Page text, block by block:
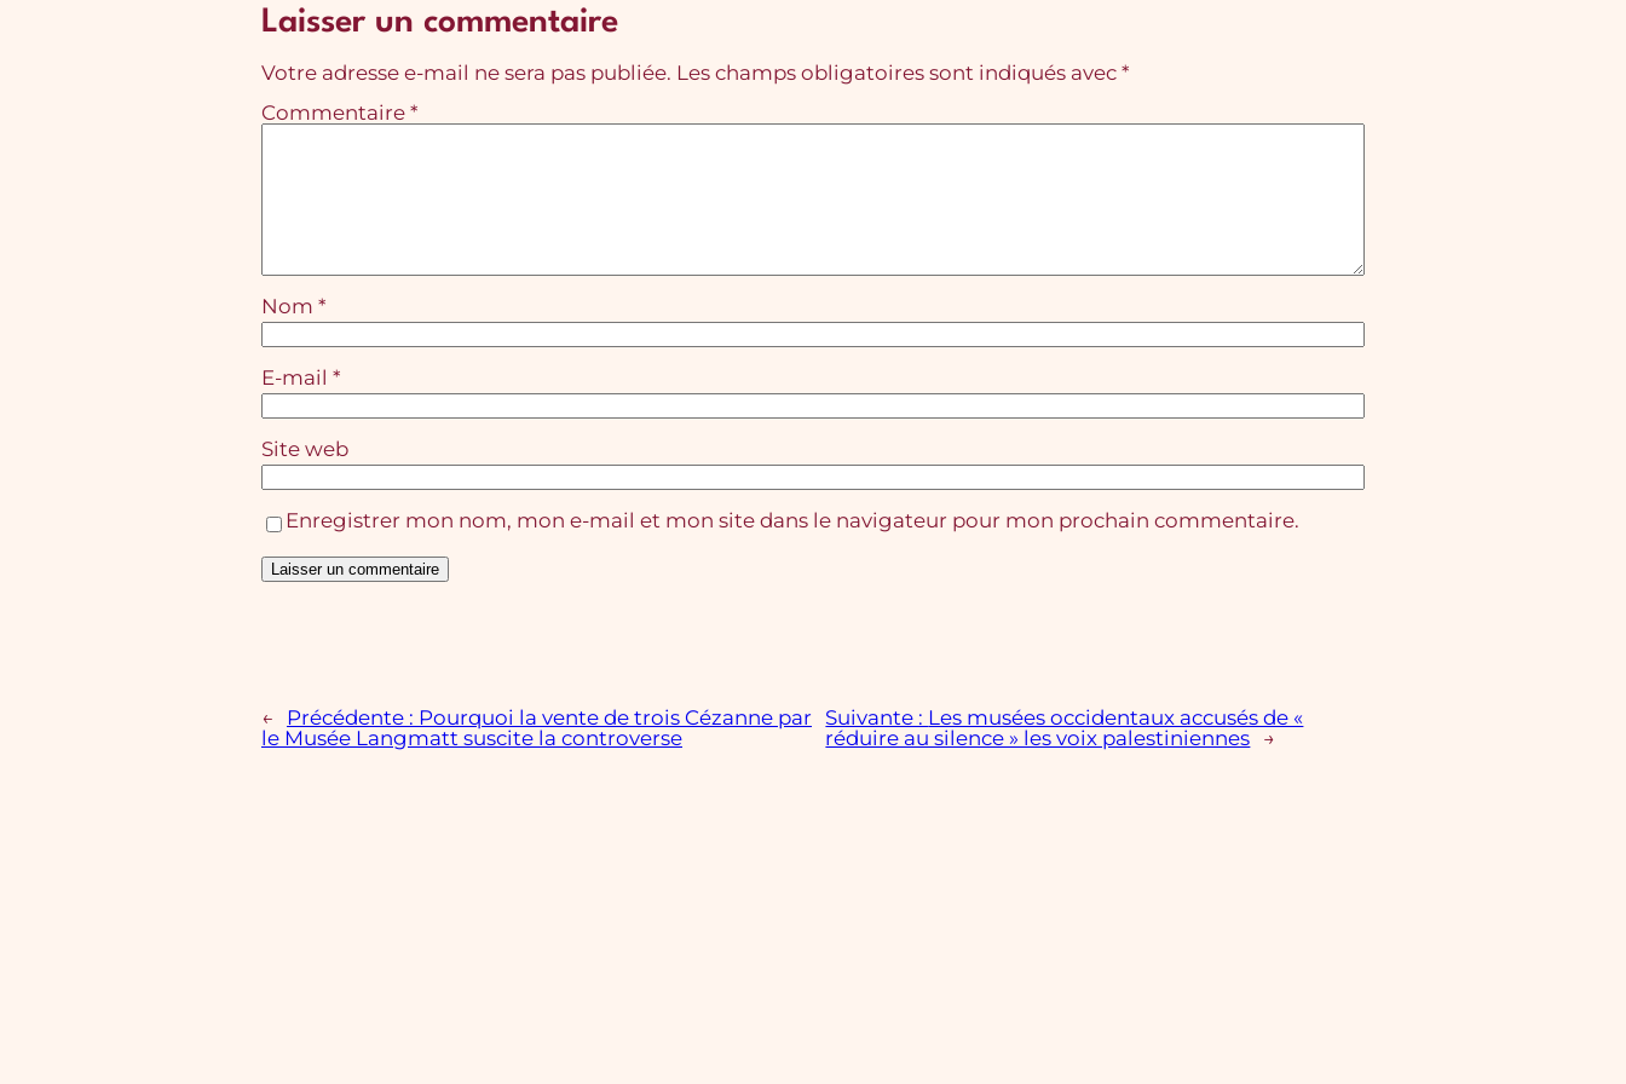
Laisser un commentaire
Votre adresse e-mail ne sera pas publiée. Les champs obligatoires sont indiqués avec *
Commentaire *
Nom *
E-mail *
Site web
Enregistrer mon nom, mon e-mail et mon site dans le navigateur pour mon prochain commentaire.
← Précédente : Pourquoi la vente de trois Cézanne par
le Musée Langmatt suscite la controverse
Suivante : Les musées occidentaux accusés de «
réduire au silence » les voix palestiniennes →